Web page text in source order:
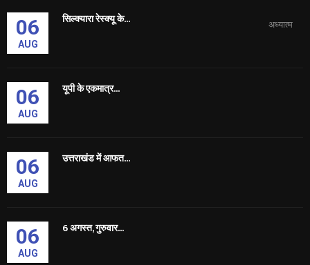
अध्यात्म
06
AUG
सिल्क्यारा रेस्क्यू के...
06
AUG
यूपी के एकमात्र...
06
AUG
उत्तराखंड में आफत...
06
AUG
6 अगस्त, गुरुवार...